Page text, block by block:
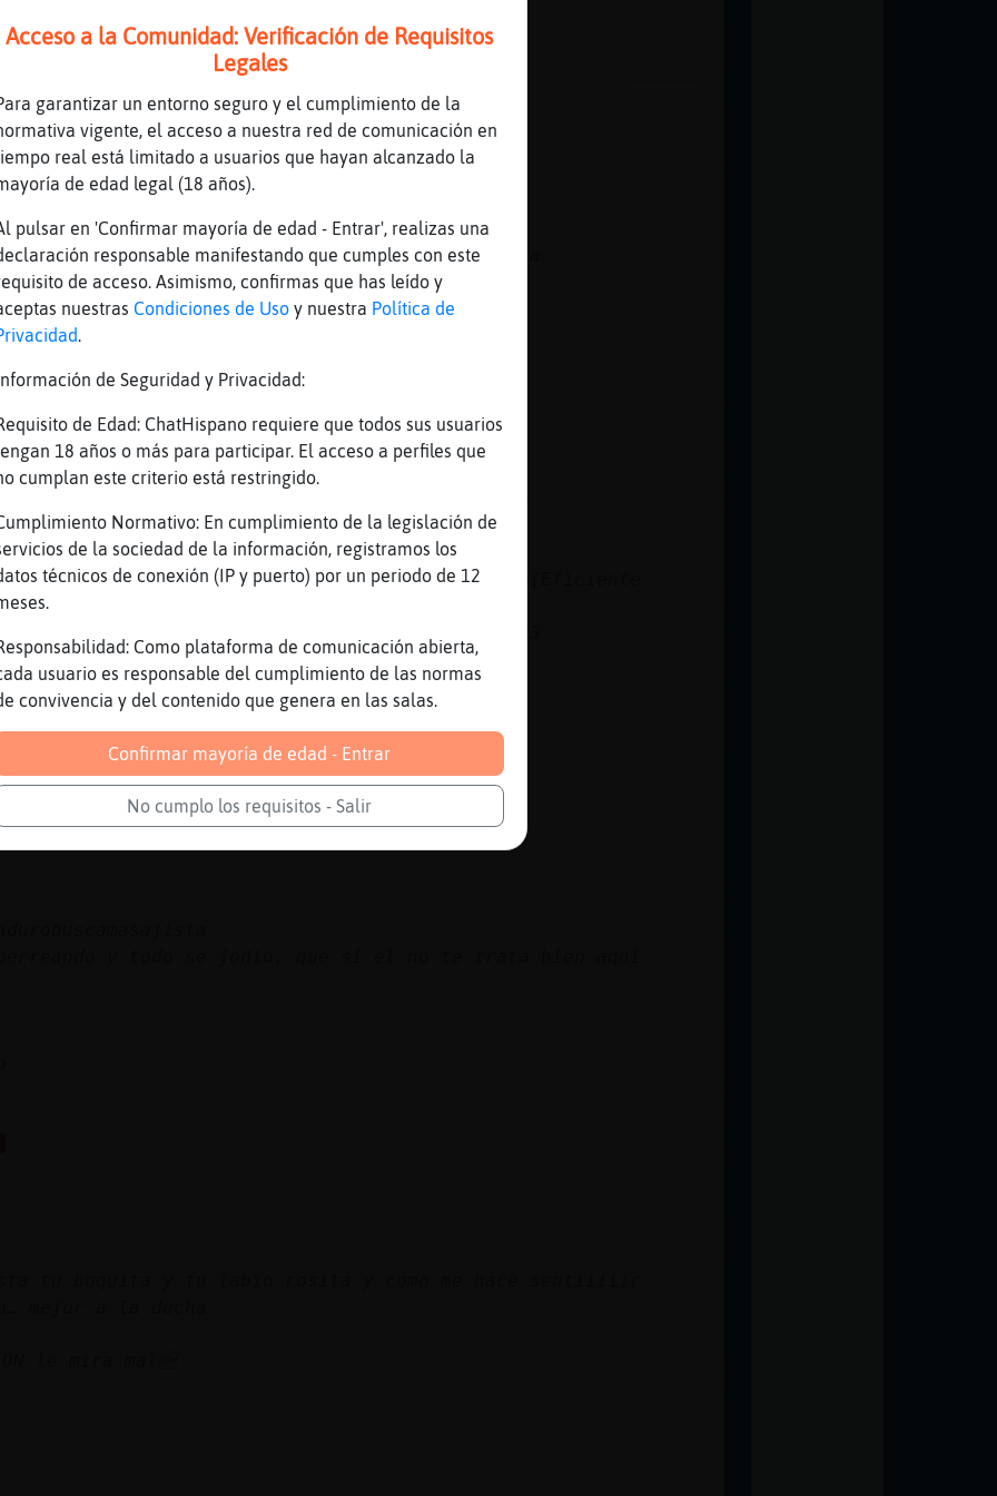
Acceso a la Comunidad: Verificación de Requisitos
Legales
garantizar un entorno seguro y el cumplimiento de la
vigente, el acceso a nuestra red de comunicación en
real está limitado a usuarios que hayan alcanzado la
de edad legal (18 años).
pulsar en 'Confirmar mayoría de edad - Entrar', realizas una
responsable manifestando que cumples con este
de acceso. Asimismo, confirmas que has leído y
nuestras Condiciones de Uso y nuestra Política de
.
de Seguridad y Privacidad:
de Edad: ChatHispano requiere que todos sus usuarios
18 años o más para participar. El acceso a perfiles que
cumplan este criterio está restringido.
Normativo: En cumplimiento de la legislación de
de la sociedad de la información, registramos los
técnicos de conexión (IP y puerto) por un periodo de 12
Como plataforma de comunicación abierta,
usuario es responsable del cumplimiento de las normas
convivencia y del contenido que genera en las salas.
Confirmar mayoría de edad - Entrar
No cumplo los requisitos - Salir
jajajajaja
heeeeeeeeeeeeeeeeeeeeeeeeeee jajajajajajaja
he
<3 <3 <3 <3
Mapache{Eficiente Mapache{Eficiente Mapache{Eficiente
Mapache{Eficiente Mapache{Eficiente
a Serpiente\Transparente a Ardilla}Suave